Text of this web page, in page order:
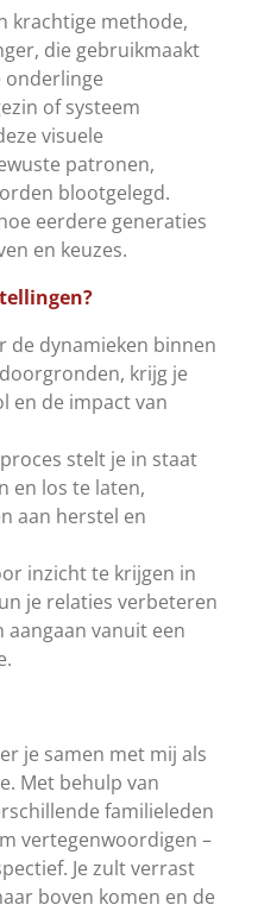
krachtige methode,
die gebruikmaakt
of systeem
visuele
patronen,
blootgelegd.
eerdere generaties
en keuzes.
de dynamieken binnen
krijg je
en de impact van
stelt je in staat
en los te laten,
aan herstel en
inzicht te krijgen in
je relaties verbeteren
vanuit een
je samen met mij als
Met behulp van
familieleden
vertegenwoordigen –
Je zult verrast
boven komen en de